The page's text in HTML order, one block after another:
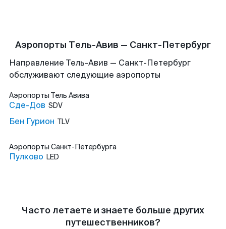
Аэропорты Тель-Авив — Санкт-Петербург
Направление Тель-Авив — Санкт-Петербург
обслуживают следующие аэропорты
Аэропорты Тель Авива
Сде-Дов SDV
Бен Гурион TLV
Аэропорты Санкт-Петербурга
Пулково LED
Часто летаете и знаете больше других
путешественников?